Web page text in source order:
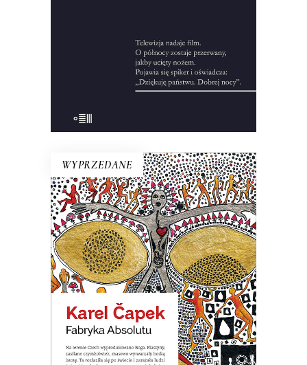
44.00zł 10.00zł
KSIĄŻKA DO KOSZYKA
WYPRZEDANE
FABRYKA ABSOLUTU
Na terenie Czech wyprodukowano
Boga. Nastała na świecie
nieograniczona obfitość wszystkiego.
Ale okazało się, że ludziom potrzeba
wszystkiego, tylko nie nieograniczonej
obfitości.